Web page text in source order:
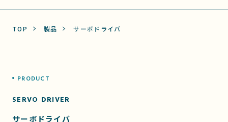
TOP 製品 サーボドライバ
PRODUCT
SERVO DRIVER
サーボドライバ